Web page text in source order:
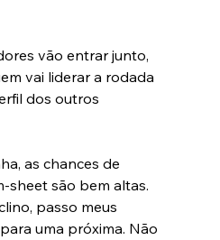
vão entrar junto,
vai liderar a rodada
dos outros
as chances de
sheet são bem altas.
passo meus
uma próxima. Não